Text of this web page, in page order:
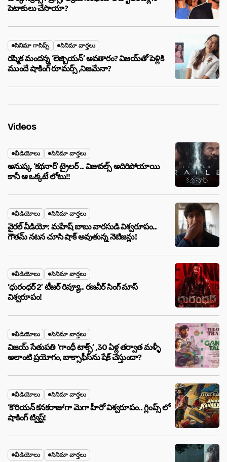
పెటాకులు చేసాయా?
సినిమా గాసిప్స్ సినిమా వార్తలు
రష్మిక మందన్న ‘లెజ్బియన్’ అవతారం? విజయ్‌తో పెళ్లికి
ముందే షాకింగ్ రూమర్స్ ,నిజమేనా?
Videos
వీడియోలు సినిమా వార్తలు
అనుష్క ‘కథనార్’ ట్రైలర్ .. విజువల్స్ అదిరిపోయాయి
కానీ ఆ ఒక్కటే లోటు!!
వీడియోలు సినిమా వార్తలు
వైరల్ వీడియో: మహేష్ బాబు వారసుడి విశ్వరూపం..
గౌతమ్ నటన చూసి షాక్ అవుతున్న నెటిజన్లు!
వీడియోలు సినిమా వార్తలు
‘ధురంధర్ 2’ టీజర్ రివ్యూ.. రణవీర్ సింగ్ మాస్
విశ్వరూపం!
వీడియోలు సినిమా వార్తలు
విజయ్ సేతుపతి ‘గాంధీ టాక్స్’ ,30 ఏళ్ల తర్వాత మళ్ళీ
అలాంటి ప్రయోగం, బాక్సాఫీస్‌ను షేక్ చేస్తుందా?
వీడియోలు సినిమా వార్తలు
‘కొరియన్ కనకరాజు’గా మెగా హీరో విశ్వరూపం.. గ్లింప్స్ లో
షాకింగ్ ట్విస్ట్!
వీడియోలు సినిమా వార్తలు